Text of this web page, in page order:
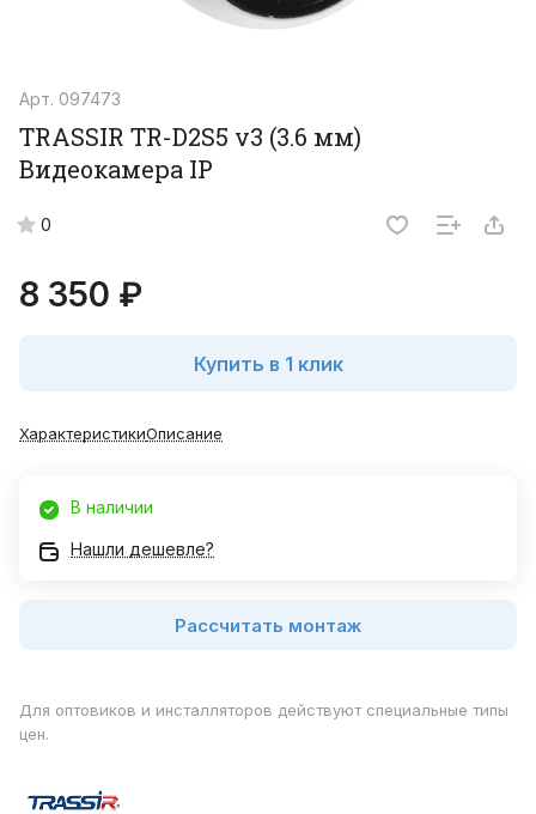
Арт. 097473
TRASSIR TR-D2S5 v3 (3.6 мм)
Видеокамера IP
0
8 350 ₽
Купить в 1 клик
ХарактеристикиОписание
В наличии
Нашли дешевле?
Рассчитать монтаж
Для оптовиков и инсталляторов действуют специальные типы
цен.